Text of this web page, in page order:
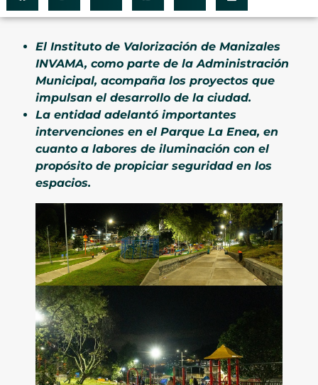
El Instituto de Valorización de Manizales
INVAMA, como parte de la Administración
Municipal, acompaña los proyectos que
impulsan el desarrollo de la ciudad.
La entidad adelantó importantes
intervenciones en el Parque La Enea, en
cuanto a labores de iluminación con el
propósito de propiciar seguridad en los
espacios.